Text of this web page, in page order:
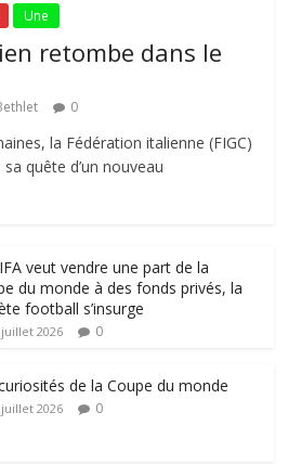
Une
retombe dans le
0
la Fédération italienne (FIGC)
quête d’un nouveau
veut vendre une part de la
du monde à des fonds privés, la
football s’insurge
juillet 2026 0
de la Coupe du monde
juillet 2026 0